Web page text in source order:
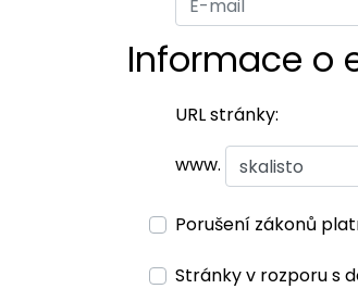
Informace o
URL stránky:
www.
Porušení zákonů
Stránky v rozporu s